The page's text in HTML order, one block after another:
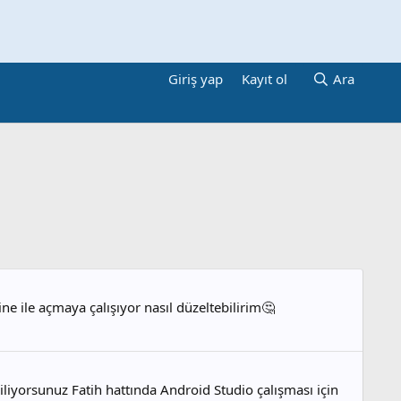
Giriş yap Kayıt ol Ara
ile açmaya çalışıyor nasıl düzeltebilirim🤔
Fatih hattında Android Studio çalışması için